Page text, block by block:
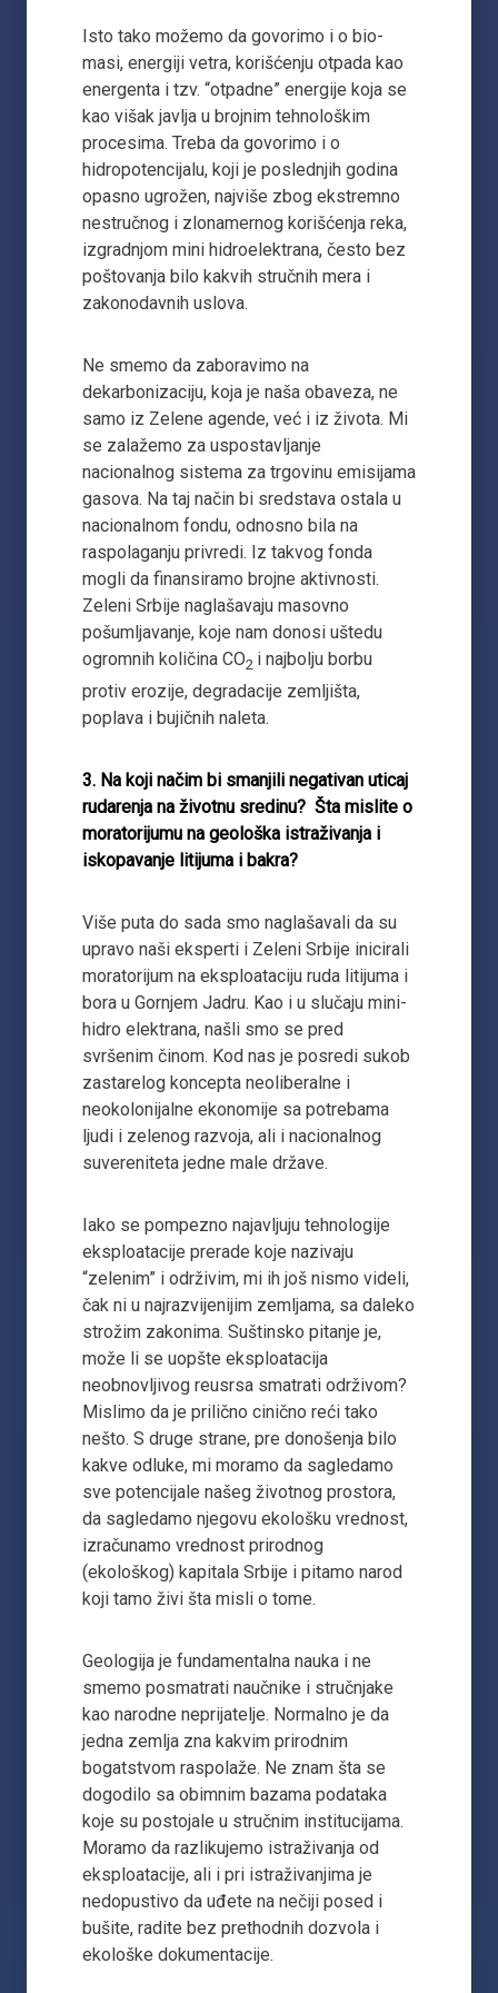
Isto tako možemo da govorimo i o bio-
masi, energiji vetra, korišćenju otpada kao
energenta i tzv. “otpadne” energije koja se
kao višak javlja u brojnim tehnološkim
procesima. Treba da govorimo i o
hidropotencijalu, koji je poslednjih godina
opasno ugrožen, najviše zbog ekstremno
nestručnog i zlonamernog korišćenja reka,
izgradnjom mini hidroelektrana, često bez
poštovanja bilo kakvih stručnih mera i
zakonodavnih uslova.
Ne smemo da zaboravimo na
dekarbonizaciju, koja je naša obaveza, ne
samo iz Zelene agende, već i iz života. Mi
se zalažemo za uspostavljanje
nacionalnog sistema za trgovinu emisijama
gasova. Na taj način bi sredstava ostala u
nacionalnom fondu, odnosno bila na
raspolaganju privredi. Iz takvog fonda
mogli da finansiramo brojne aktivnosti.
Zeleni Srbije naglašavaju masovno
pošumljavanje, koje nam donosi uštedu
ogromnih količina CO2 i najbolju borbu
protiv erozije, degradacije zemljišta,
poplava i bujičnih naleta.
3. Na koji načim bi smanjili negativan uticaj
rudarenja na životnu sredinu? Šta mislite o
moratorijumu na geološka istraživanja i
iskopavanje litijuma i bakra?
Više puta do sada smo naglašavali da su
upravo naši eksperti i Zeleni Srbije inicirali
moratorijum na eksploataciju ruda litijuma i
bora u Gornjem Jadru. Kao i u slučaju mini-
hidro elektrana, našli smo se pred
svršenim činom. Kod nas je posredi sukob
zastarelog koncepta neoliberalne i
neokolonijalne ekonomije sa potrebama
ljudi i zelenog razvoja, ali i nacionalnog
suvereniteta jedne male države.
Iako se pompezno najavljuju tehnologije
eksploatacije prerade koje nazivaju
“zelenim” i održivim, mi ih još nismo videli,
čak ni u najrazvijenijim zemljama, sa daleko
strožim zakonima. Suštinsko pitanje je,
može li se uopšte eksploatacija
neobnovljivog reusrsa smatrati održivom?
Mislimo da je prilično cinično reći tako
nešto. S druge strane, pre donošenja bilo
kakve odluke, mi moramo da sagledamo
sve potencijale našeg životnog prostora,
da sagledamo njegovu ekološku vrednost,
izračunamo vrednost prirodnog
(ekološkog) kapitala Srbije i pitamo narod
koji tamo živi šta misli o tome.
Geologija je fundamentalna nauka i ne
smemo posmatrati naučnike i stručnjake
kao narodne neprijatelje. Normalno je da
jedna zemlja zna kakvim prirodnim
bogatstvom raspolaže. Ne znam šta se
dogodilo sa obimnim bazama podataka
koje su postojale u stručnim institucijama.
Moramo da razlikujemo istraživanja od
eksploatacije, ali i pri istraživanjima je
nedopustivo da uđete na nečiji posed i
bušite, radite bez prethodnih dozvola i
ekološke dokumentacije.